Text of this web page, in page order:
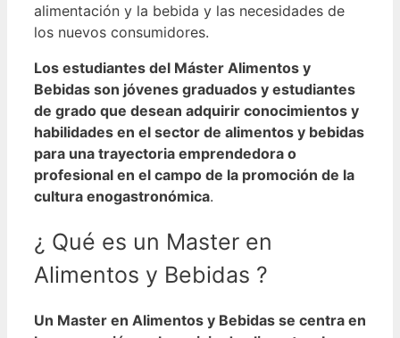
alimentación y la bebida y las necesidades de
los nuevos consumidores.
Los estudiantes del Máster Alimentos y
Bebidas son jóvenes graduados y estudiantes
de grado que desean adquirir conocimientos y
habilidades en el sector de alimentos y bebidas
para una trayectoria emprendedora o
profesional en el campo de la promoción de la
cultura enogastronómica.
¿ Qué es un Master en
Alimentos y Bebidas ?
Un Master en Alimentos y Bebidas se centra en